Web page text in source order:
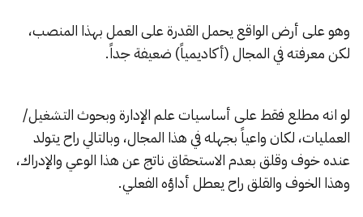
وهو على أرض الواقع يحمل القدرة على العمل بهذا المنصب،
لكن معرفته في المجال (أكاديمياً) ضعيفة جداً.
لو انه مطلع فقط على أساسيات علم الإدارة وبحوث التشغيل/
العمليات، لكان واعياً بجهله في هذا المجال، وبالتالي راح يتولد
عنده خوف وقلق بعدم الاستحقاق ناتج عن هذا الوعي والإدراك،
وهذا الخوف والقلق راح يعطل أداؤه الفعلي.